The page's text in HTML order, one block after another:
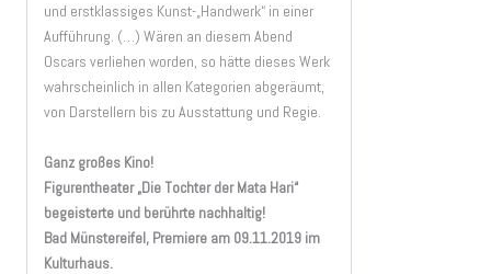
und erstklassiges Kunst-„Handwerk“ in einer
Aufführung. (…) Wären an diesem Abend
Oscars verliehen worden, so hätte dieses Werk
wahrscheinlich in allen Kategorien abgeräumt,
von Darstellern bis zu Ausstattung und Regie.
Ganz großes Kino!
Figurentheater „Die Tochter der Mata Hari“
begeisterte und berührte nachhaltig!
Bad Münstereifel, Premiere am 09.11.2019 im
Kulturhaus.